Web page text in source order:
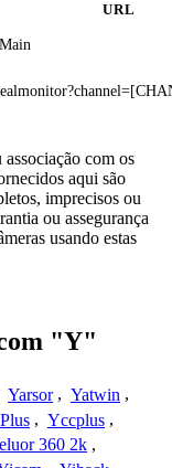
URL
com os
aqui são
imprecisos ou
ou assegurança
usando estas
"Y"
Yarsor , Yatwin ,
, Yccplus ,
360 2k ,